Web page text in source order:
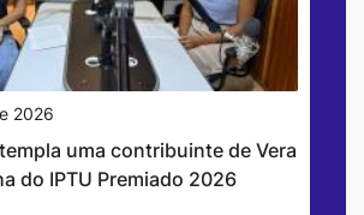
2026
uma contribuinte de Vera
do IPTU Premiado 2026